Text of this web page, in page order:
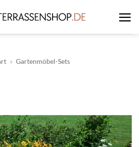
» Gartenmöbel-Sets